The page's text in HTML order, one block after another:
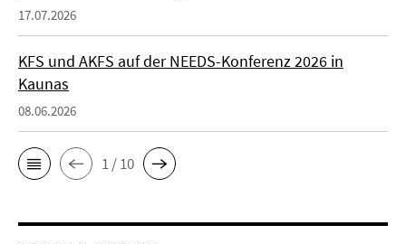
17.07.2026
KFS und AKFS auf der NEEDS-Konferenz 2026 in
Kaunas
08.06.2026
1 / 10